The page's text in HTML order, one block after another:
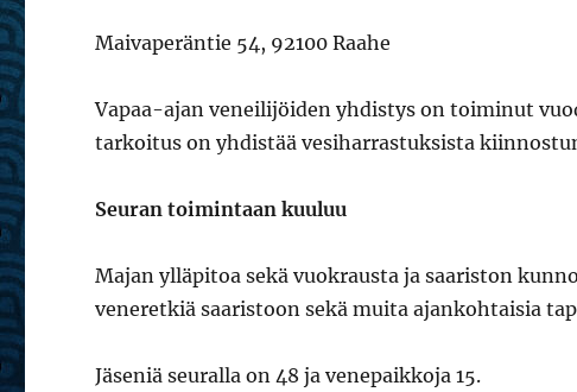
Maivaperäntie 54, 92100 Raahe
Vapaa-ajan veneilijöiden yhdistys on toiminut
tarkoitus on yhdistää vesiharrastuksista
Seuran toimintaan kuuluu
Majan ylläpitoa sekä vuokrausta ja saariston
veneretkiä saaristoon sekä muita ajankohtaisia
Jäseniä seuralla on 48 ja venepaikkoja 15.